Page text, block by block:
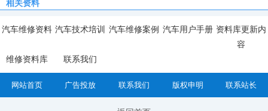
相关资料
汽车维修资料 汽车技术培训 汽车维修案例 汽车用户手册 资料库更新内
容
维修资料库
联系我们
网站首页 广告投放 联系我们 版权申明 联系站长